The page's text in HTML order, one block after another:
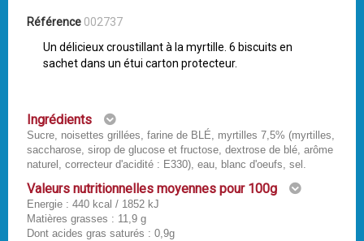
Référence 002737
Un délicieux croustillant à la myrtille. 6 biscuits en
sachet dans un étui carton protecteur.
Ingrédients
Sucre, noisettes grillées, farine de BLÉ, myrtilles 7,5% (myrtilles,
saccharose, sirop de glucose et fructose, dextrose de blé, arôme
naturel, correcteur d'acidité : E330), eau, blanc d'oeufs, sel.
Valeurs nutritionnelles moyennes pour 100g
Energie : 440 kcal / 1852 kJ
Matières grasses : 11,9 g
Dont acides gras saturés : 0,9g